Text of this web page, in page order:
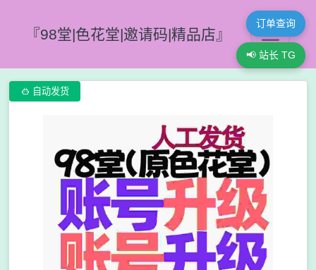
『98堂|色花堂|邀请码|精品店』
订单查询
📢 站长 TG
 自动发货